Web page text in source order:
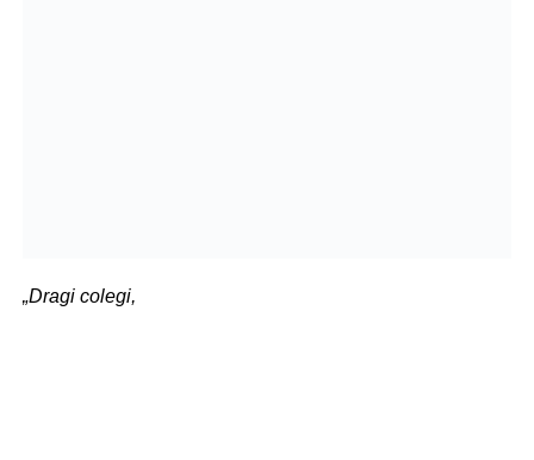
„Dragi colegi,